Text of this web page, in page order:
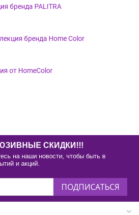
бренда PALITRA
бренда Home Color
от HomeColor
СКИДКИ!!!
на наши новости, чтобы быть в
и акций.
ПОДПИСАТЬСЯ